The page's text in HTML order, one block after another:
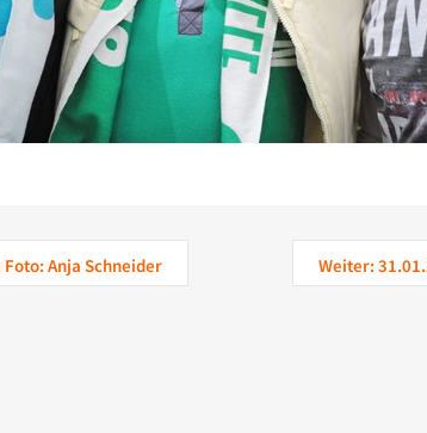
Anja Schneider Weiter: